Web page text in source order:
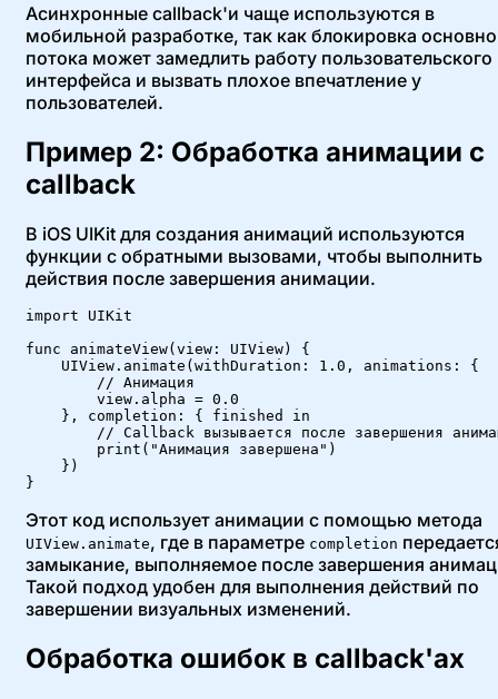
Асинхронные callback'и чаще используются в
мобильной разработке, так как блокировка
потока может замедлить работу пользовательского
интерфейса и вызвать плохое впечатление у
пользователей.
Пример 2: Обработка анимации с
callback
В iOS UIKit для создания анимаций используются
функции с обратными вызовами, чтобы выполнить
действия после завершения анимации.
import UIKit
func animateView(view: UIView) {
    UIView.animate(withDuration: 1.0, animations: {
        // Анимация
        view.alpha = 0.0
    }, completion: { finished in
// Callback вызывается после завершения
        print("Анимация завершена")
    })
}
Этот код использует анимации с помощью метода
UIView.animate, где в параметре completion
замыкание, выполняемое после завершения
Такой подход удобен для выполнения действий по
завершении визуальных изменений.
Обработка ошибок в callback'ах